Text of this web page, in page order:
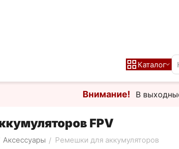
Каталог
Внимание! В
FPV
Аксессуары / Ремешки для аккумуляторов